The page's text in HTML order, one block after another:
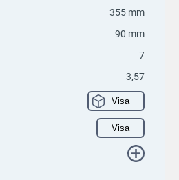
355 mm
90 mm
7
3,57
Visa
Visa